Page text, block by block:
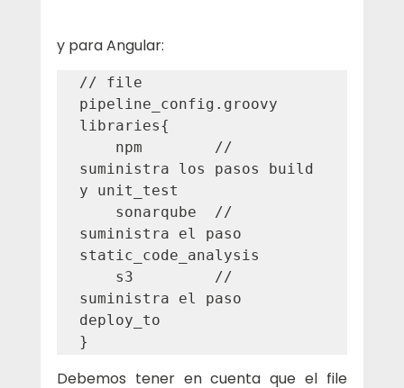
y para Angular:
// file
pipeline_config.groovy
libraries{
suministra los pasos build
y unit_test
suministra el paso
static_code_analysis
suministra el paso
deploy_to
}